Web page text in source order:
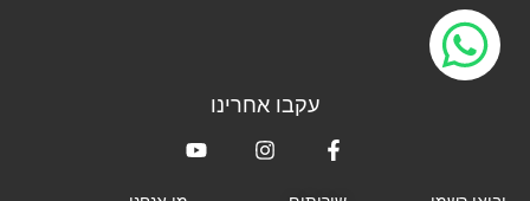
עקבו אחרינו